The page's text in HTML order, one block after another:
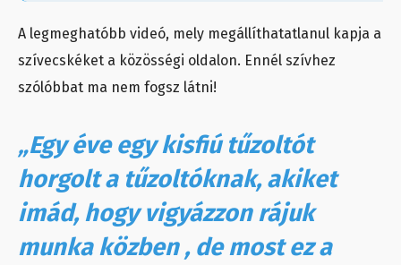
A legmeghatóbb videó, mely megállíthatatlanul kapja a
szívecskéket a közösségi oldalon. Ennél szívhez
szólóbbat ma nem fogsz látni!
„Egy éve egy kisfiú tűzoltót
horgolt a tűzoltóknak, akiket
imád, hogy vigyázzon rájuk
munka közben , de most ez a